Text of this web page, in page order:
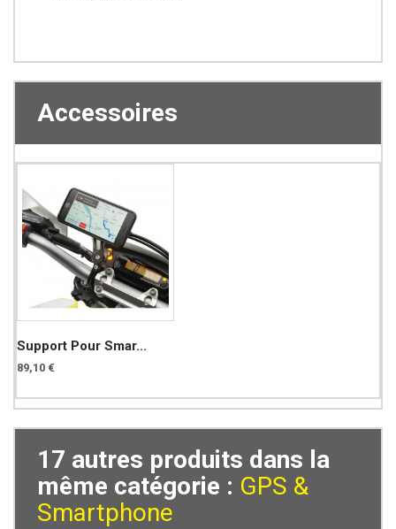
Accessoires
Support Pour Smar...
89,10 €
17 autres produits dans la
même catégorie : GPS &
Smartphone